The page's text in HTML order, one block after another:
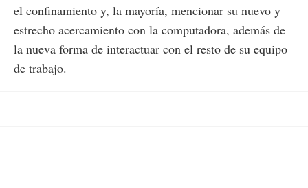
el confinamiento y, la mayoría, mencionar su nuevo y
estrecho acercamiento con la computadora, además de
la nueva forma de interactuar con el resto de su equipo
de trabajo.